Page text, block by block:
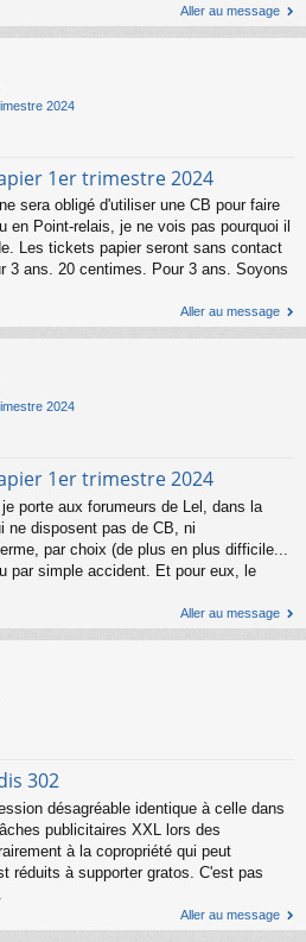
Aller au message
2024
1er trimestre 2024
sera obligé d'utiliser une CB pour faire
en Point-relais, je ne vois pas pourquoi il
Les tickets papier seront sans contact
3 ans. 20 centimes. Pour 3 ans. Soyons
Aller au message
2024
1er trimestre 2024
porte aux forumeurs de Lel, dans la
ne disposent pas de CB, ni
par choix (de plus en plus difficile...
par simple accident. Et pour eux, le
Aller au message
302
désagréable identique à celle dans
publicitaires XXL lors des
à la copropriété qui peut
réduits à supporter gratos. C'est pas
Aller au message